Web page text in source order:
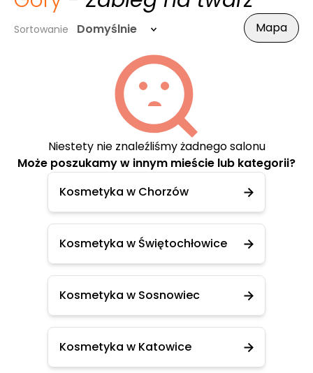
Sortowanie Domyślnie Mapa
Niestety nie znaleźliśmy żadnego salonu
Może poszukamy w innym mieście lub kategorii?
Kosmetyka w Chorzów
Kosmetyka w Świętochłowice
Kosmetyka w Sosnowiec
Kosmetyka w Katowice